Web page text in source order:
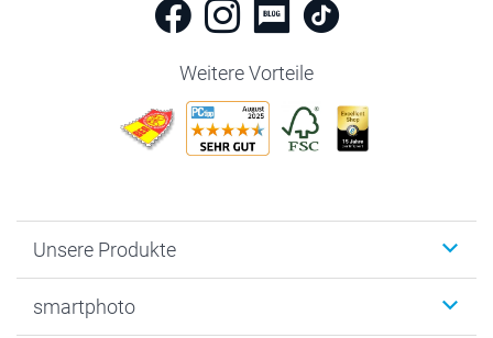
Weitere Vorteile
Unsere Produkte
Fotogeschenke
smartphoto